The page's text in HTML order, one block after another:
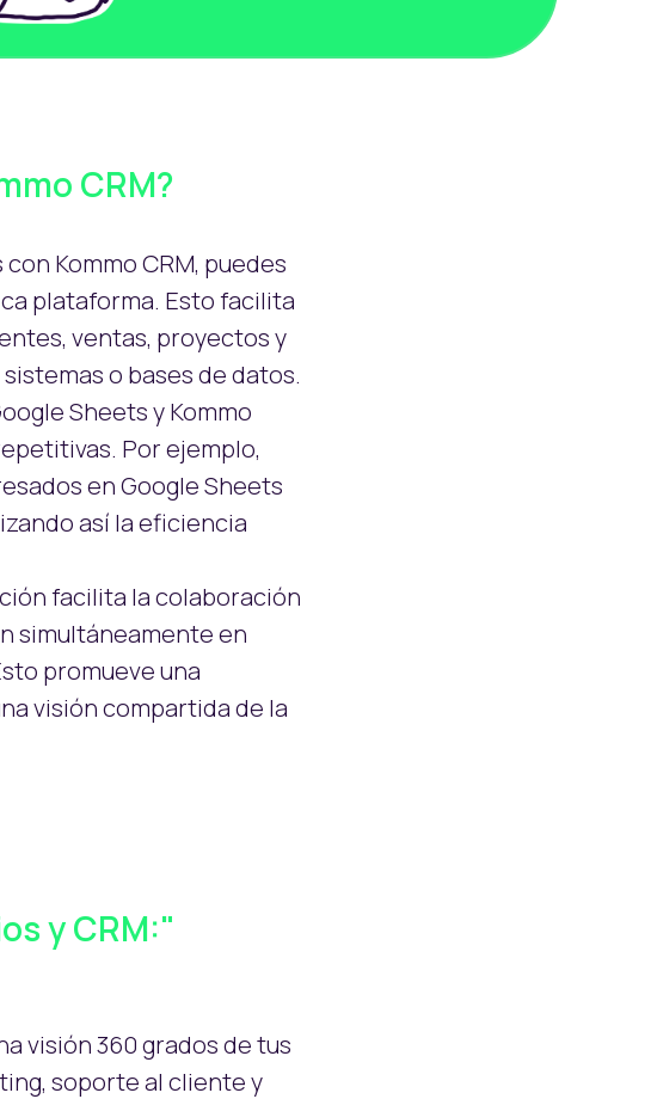
CRM?
Kommo CRM, puedes
plataforma. Esto facilita
ventas, proyectos y
o bases de datos.
Sheets y Kommo
Por ejemplo,
en Google Sheets
así la eficiencia
facilita la colaboración
simultáneamente en
promueve una
visión compartida de la
y CRM:"
visión 360 grados de tus
soporte al cliente y